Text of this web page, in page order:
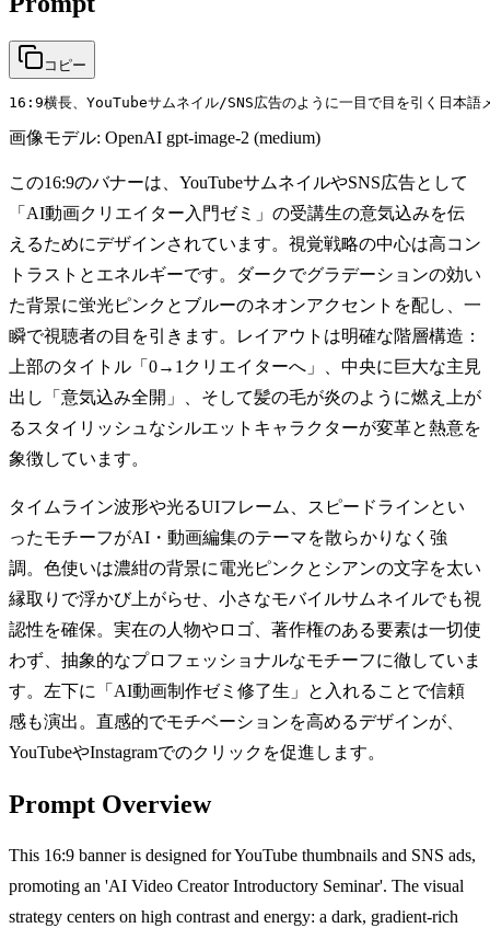
コピー
16:9横長、YouTubeサムネイル/SNS広告のように一目で目を引く日本語
画像モデル: OpenAI gpt-image-2 (medium)
この16:9のバナーは、YouTubeサムネイルやSNS広告として
「AI動画クリエイター入門ゼミ」の受講生の意気込みを伝
えるためにデザインされています。視覚戦略の中心は高コン
トラストとエネルギーです。ダークでグラデーションの効い
た背景に蛍光ピンクとブルーのネオンアクセントを配し、一
瞬で視聴者の目を引きます。レイアウトは明確な階層構造：
上部のタイトル「0→1クリエイターへ」、中央に巨大な主見
出し「意気込み全開」、そして髪の毛が炎のように燃え上が
るスタイリッシュなシルエットキャラクターが変革と熱意を
象徴しています。
タイムライン波形や光るUIフレーム、スピードラインとい
ったモチーフがAI・動画編集のテーマを散らかりなく強
調。色使いは濃紺の背景に電光ピンクとシアンの文字を太い
縁取りで浮かび上がらせ、小さなモバイルサムネイルでも視
認性を確保。実在の人物やロゴ、著作権のある要素は一切使
わず、抽象的なプロフェッショナルなモチーフに徹していま
す。左下に「AI動画制作ゼミ修了生」と入れることで信頼
感も演出。直感的でモチベーションを高めるデザインが、
YouTubeやInstagramでのクリックを促進します。
Prompt Overview
This 16:9 banner is designed for YouTube thumbnails and SNS ads,
promoting an 'AI Video Creator Introductory Seminar'. The visual
strategy centers on high contrast and energy: a dark, gradient-rich